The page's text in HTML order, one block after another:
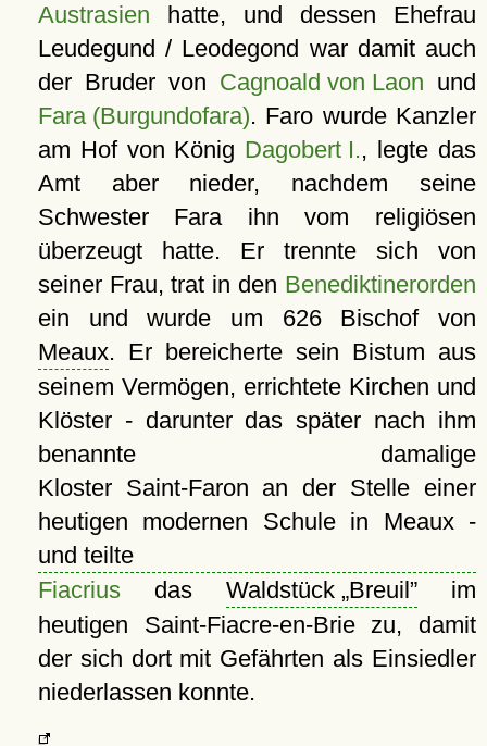
Austrasien hatte, und dessen Ehefrau
Leudegund / Leodegond war damit auch
der Bruder von Cagnoald von Laon und
Fara (Burgundofara). Faro wurde Kanzler
am Hof von König Dagobert I., legte das
Amt aber nieder, nachdem seine
Schwester Fara ihn vom religiösen
überzeugt hatte. Er trennte sich von
seiner Frau, trat in den Benediktinerorden
ein und wurde um 626 Bischof von
Meaux. Er bereicherte sein Bistum aus
seinem Vermögen, errichtete Kirchen und
Klöster - darunter das später nach ihm
benannte damalige
Kloster Saint-Faron an der Stelle einer
heutigen modernen Schule in Meaux -
und teilte
Fiacriusdas Waldstück Breuil im
heutigen Saint-Fiacre-en-Brie zu, damit
der sich dort mit Gefährten als Einsiedler
niederlassen konnte.